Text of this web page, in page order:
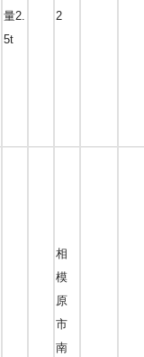
量2.
5t
2
相
模
原
市
南